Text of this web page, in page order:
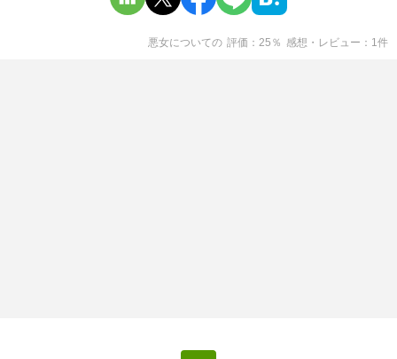
悪女についての 評価 25 ％ 感想・レビュー 1 件